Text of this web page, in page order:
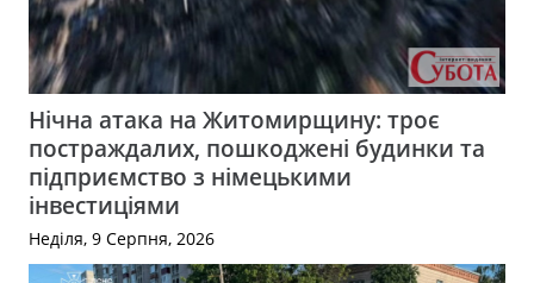
Нічна атака на Житомирщину: троє
постраждалих, пошкоджені будинки та
підприємство з німецькими
інвестиціями
Неділя, 9 Серпня, 2026